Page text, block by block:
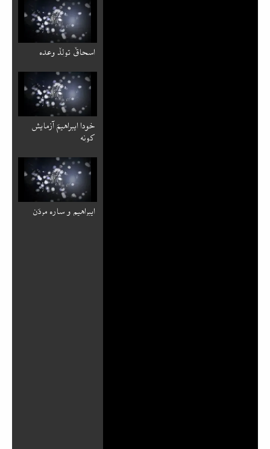
اسحاقٚ تولدٚ وعده
خودا ایبراهیمَ آزمایش
کونه
ایبراهیم و ساره مردَن